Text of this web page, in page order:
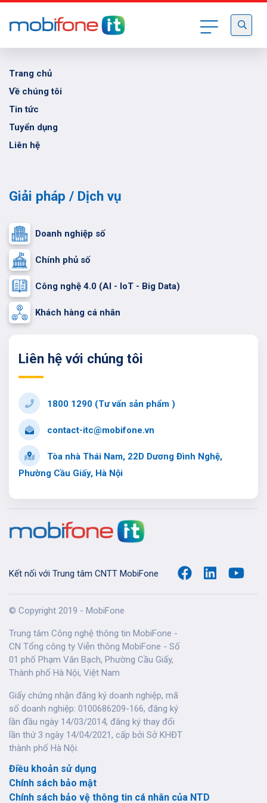
Trung tâm CNTT MobiFone
Trang chủ
Về chúng tôi
Tin tức
Tuyển dụng
Liên hệ
Giải pháp / Dịch vụ
Doanh nghiệp số
Chính phủ số
Công nghệ 4.0 (AI - IoT - Big Data)
Khách hàng cá nhân
Liên hệ với chúng tôi
1800 1290 (Tư vấn sản phẩm )
contact-itc@mobifone.vn
Tòa nhà Thái Nam, 22D Dương Đình Nghệ,
Phường Cầu Giấy, Hà Nội
Kết nối với Trung tâm CNTT MobiFone
© Copyright 2019 - MobiFone
Trung tâm Công nghệ thông tin MobiFone -
CN Tổng công ty Viễn thông MobiFone - Số
01 phố Phạm Văn Bạch, Phường Cầu Giấy,
Thành phố Hà Nội, Việt Nam
Giấy chứng nhận đăng ký doanh nghiệp, mã
số doanh nghiệp: 0100686209-166, đăng ký
lần đầu ngày 14/03/2014, đăng ký thay đổi
lần thứ 3 ngày 14/04/2021, cấp bởi Sở KHĐT
thành phố Hà Nội.
Điều khoản sử dụng
Chính sách bảo mật
Chính sách bảo vệ thông tin cá nhân của NTD